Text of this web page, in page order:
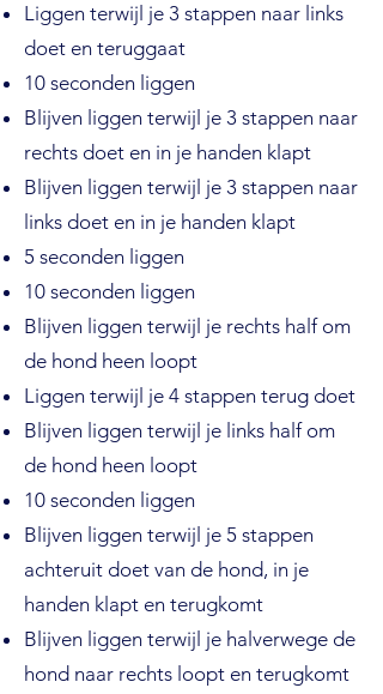
Liggen terwijl je 3 stappen naar links
doet en teruggaat
10 seconden liggen
Blijven liggen terwijl je 3 stappen naar
rechts doet en in je handen klapt
Blijven liggen terwijl je 3 stappen naar
links doet en in je handen klapt
5 seconden liggen
10 seconden liggen
Blijven liggen terwijl je rechts half om
de hond heen loopt
Liggen terwijl je 4 stappen terug doet
Blijven liggen terwijl je links half om
de hond heen loopt
10 seconden liggen
Blijven liggen terwijl je 5 stappen
achteruit doet van de hond, in je
handen klapt en terugkomt
Blijven liggen terwijl je halverwege de
hond naar rechts loopt en terugkomt